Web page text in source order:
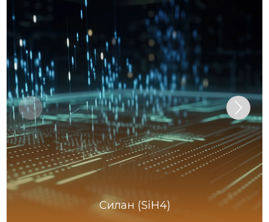
Силан (SiH4)